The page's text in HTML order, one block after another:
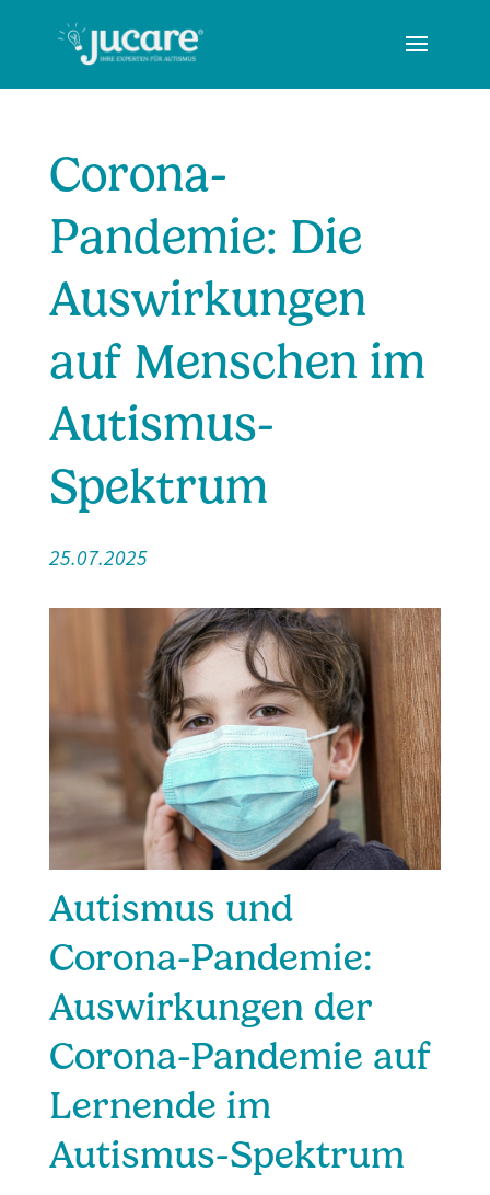
Corona-
Pandemie: Die
Auswirkungen
auf Menschen im
Autismus-
Spektrum
25.07.2025
Autismus und
Corona-Pandemie:
Auswirkungen der
Corona-Pandemie auf
Lernende im
Autismus-Spektrum